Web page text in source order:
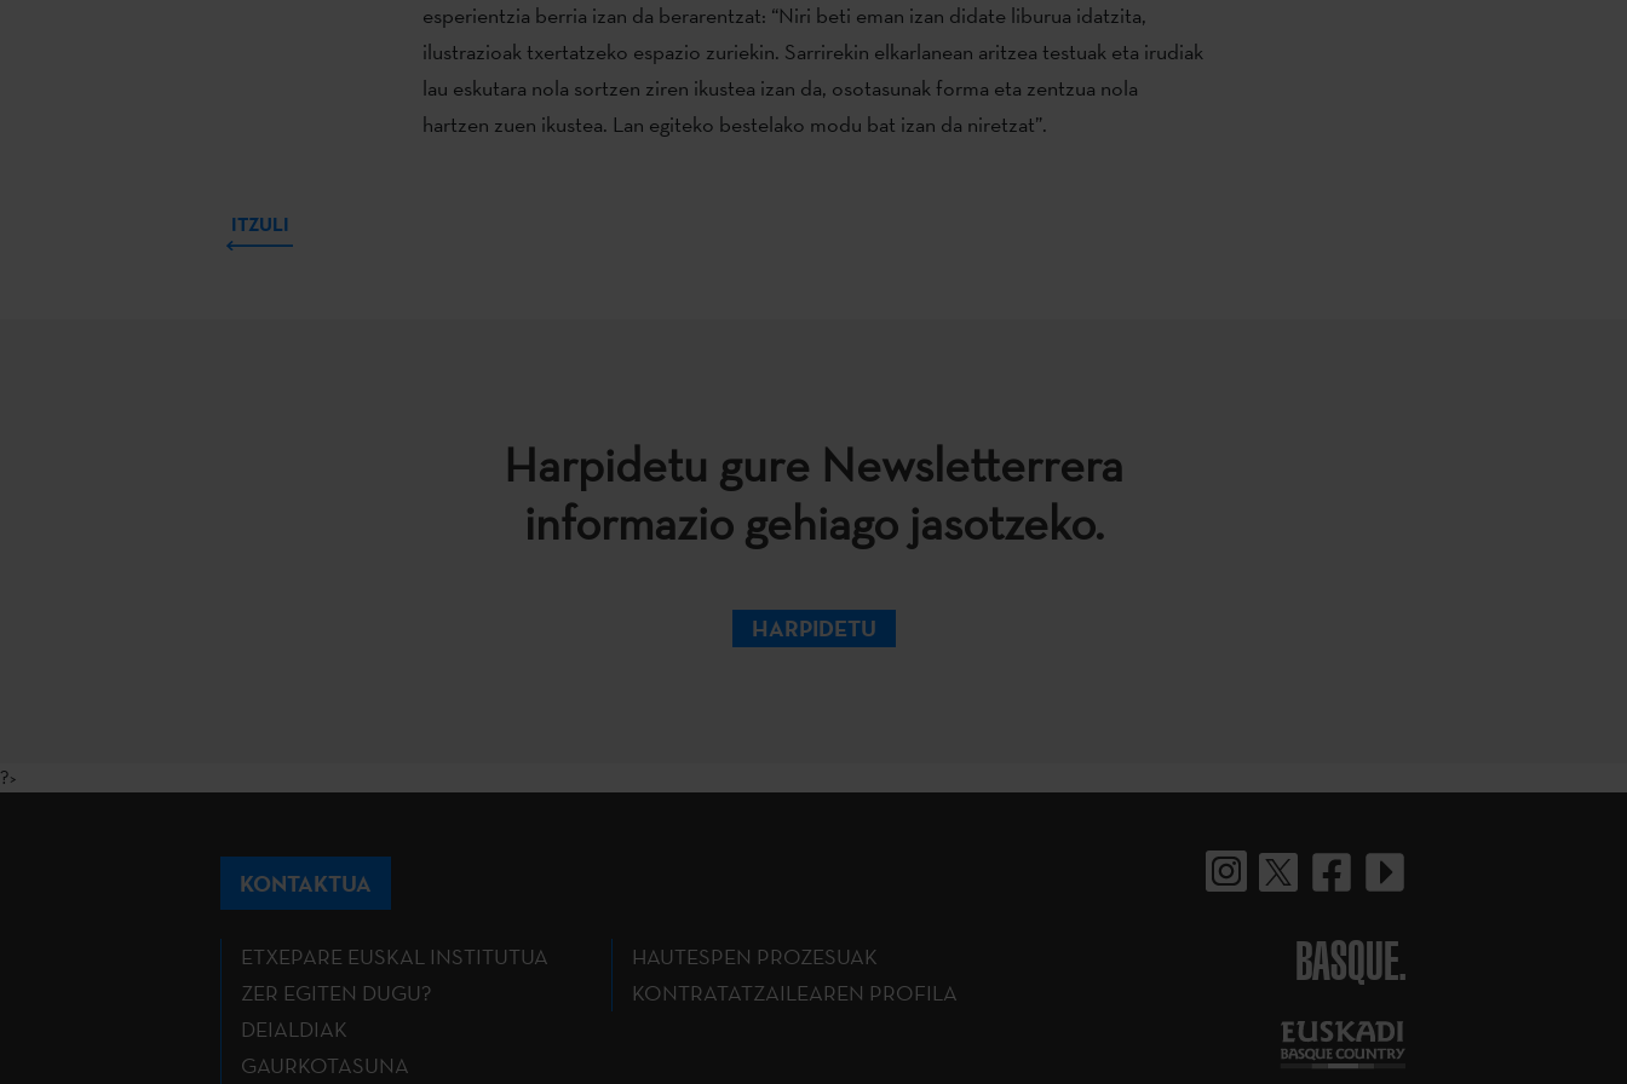
esperientzia berria izan da berarentzat: “Niri beti eman izan didate liburua idatzita,
ilustrazioak txertatzeko espazio zuriekin. Sarrirekin elkarlanean aritzea testuak eta irudiak
lau eskutara nola sortzen ziren ikustea izan da, osotasunak forma eta zentzua nola
hartzen zuen ikustea. Lan egiteko bestelako modu bat izan da niretzat”.
ITZULI
Harpidetu gure Newsletterrera
informazio gehiago jasotzeko.
HARPIDETU
?>
KONTAKTUA
ETXEPARE EUSKAL INSTITUTUA
ZER EGITEN DUGU?
DEIALDIAK
GAURKOTASUNA
HAUTESPEN PROZESUAK
KONTRATATZAILEAREN PROFILA
BASQUE.